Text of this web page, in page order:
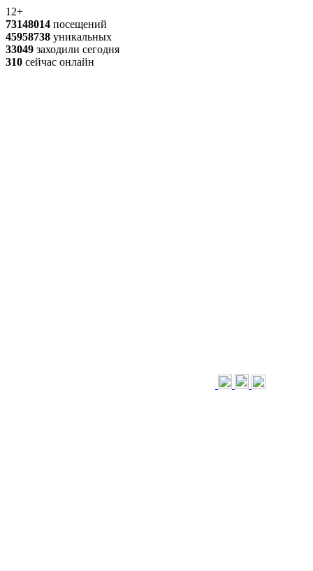
12+
73148014 посещений
45958738 уникальных
33049 заходили сегодня
310 сейчас онлайн